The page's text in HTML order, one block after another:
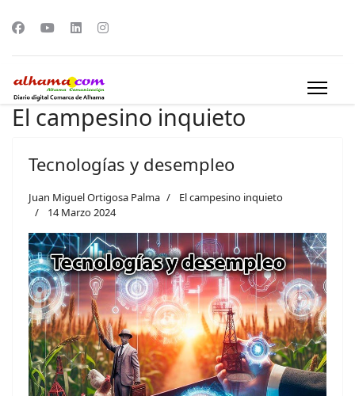
El campesino inquieto
Tecnologías y desempleo
Juan Miguel Ortigosa Palma
El campesino inquieto
14 Marzo 2024